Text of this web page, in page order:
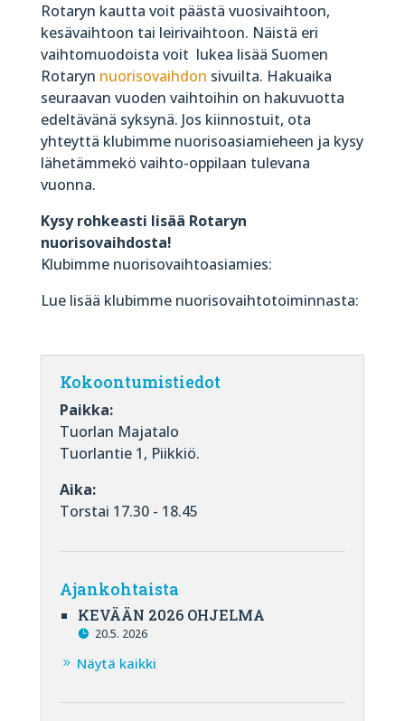
Rotaryn kautta voit päästä vuosivaihtoon,
kesävaihtoon tai leirivaihtoon. Näistä eri
vaihtomuodoista voit lukea lisää Suomen
Rotaryn nuorisovaihdon sivuilta. Hakuaika
seuraavan vuoden vaihtoihin on hakuvuotta
edeltävänä syksynä. Jos kiinnostuit, ota
yhteyttä klubimme nuorisoasiamieheen ja kysy
lähetämmekö vaihto-oppilaan tulevana
vuonna.
Kysy rohkeasti lisää Rotaryn
nuorisovaihdosta!
Klubimme nuorisovaihtoasiamies:
Lue lisää klubimme nuorisovaihtotoiminnasta:
Kokoontumistiedot
Paikka:
Tuorlan Majatalo
Tuorlantie 1, Piikkiö.
Aika:
Torstai 17.30 - 18.45
Ajankohtaista
KEVÄÄN 2026 OHJELMA
20.5. 2026
Näytä kaikki